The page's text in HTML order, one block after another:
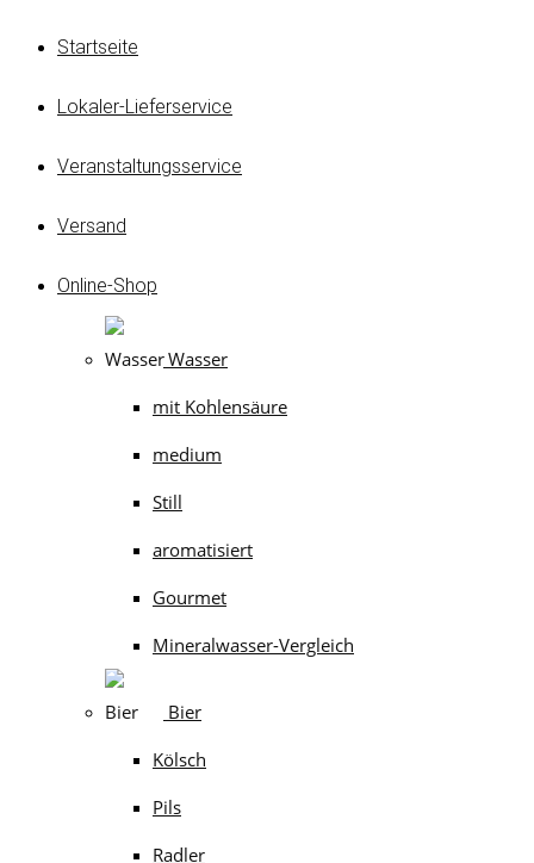
Startseite
Lokaler-Lieferservice
Veranstaltungsservice
Versand
Online-Shop
Wasser
mit Kohlensäure
medium
Still
aromatisiert
Gourmet
Mineralwasser-Vergleich
Bier
Kölsch
Pils
Radler